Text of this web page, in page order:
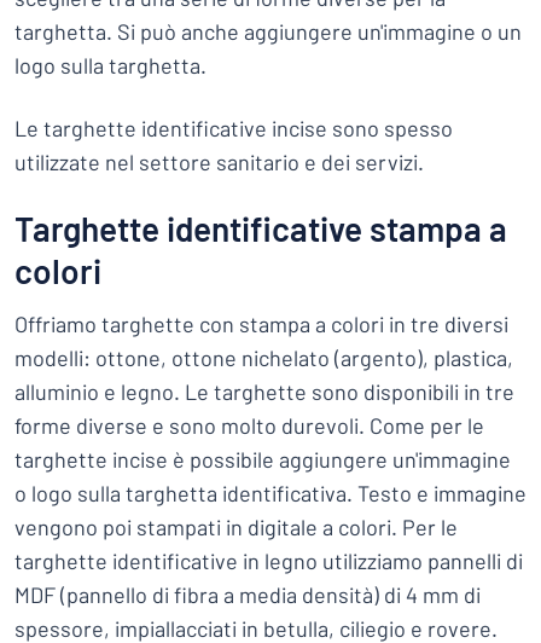
targhetta. Si può anche aggiungere un'immagine o un
logo sulla targhetta.
Le targhette identificative incise sono spesso
utilizzate nel settore sanitario e dei servizi.
Targhette identificative stampa a
colori
Offriamo targhette con stampa a colori in tre diversi
modelli: ottone, ottone nichelato (argento), plastica,
alluminio e legno. Le targhette sono disponibili in tre
forme diverse e sono molto durevoli. Come per le
targhette incise è possibile aggiungere un'immagine
o logo sulla targhetta identificativa. Testo e immagine
vengono poi stampati in digitale a colori. Per le
targhette identificative in legno utilizziamo pannelli di
MDF (pannello di fibra a media densità) di 4 mm di
spessore, impiallacciati in betulla, ciliegio e rovere.